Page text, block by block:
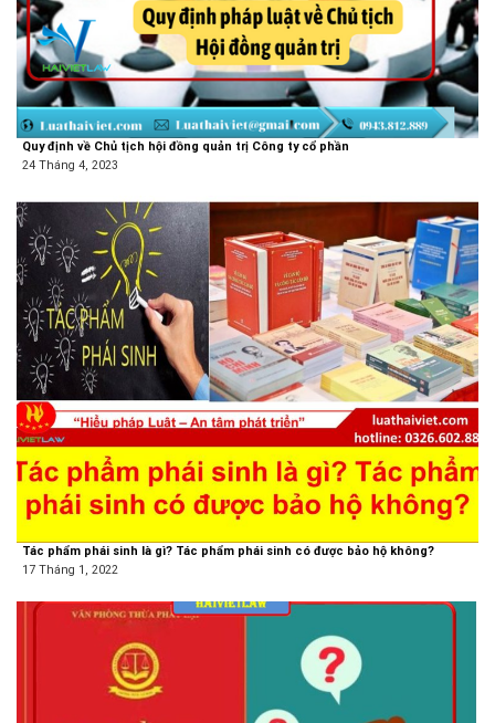
Quy định về Chủ tịch hội đồng quản trị Công ty cổ phần
24 Tháng 4, 2023
Tác phẩm phái sinh là gì? Tác phẩm phái sinh có được bảo hộ không?
17 Tháng 1, 2022